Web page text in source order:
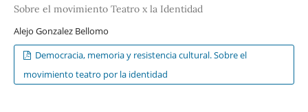
Sobre el movimiento Teatro x la Identidad
Alejo Gonzalez Bellomo
Democracia, memoria y resistencia cultural. Sobre el
movimiento teatro por la identidad